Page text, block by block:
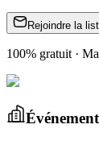
Rejoindre la
100% gratuit ·